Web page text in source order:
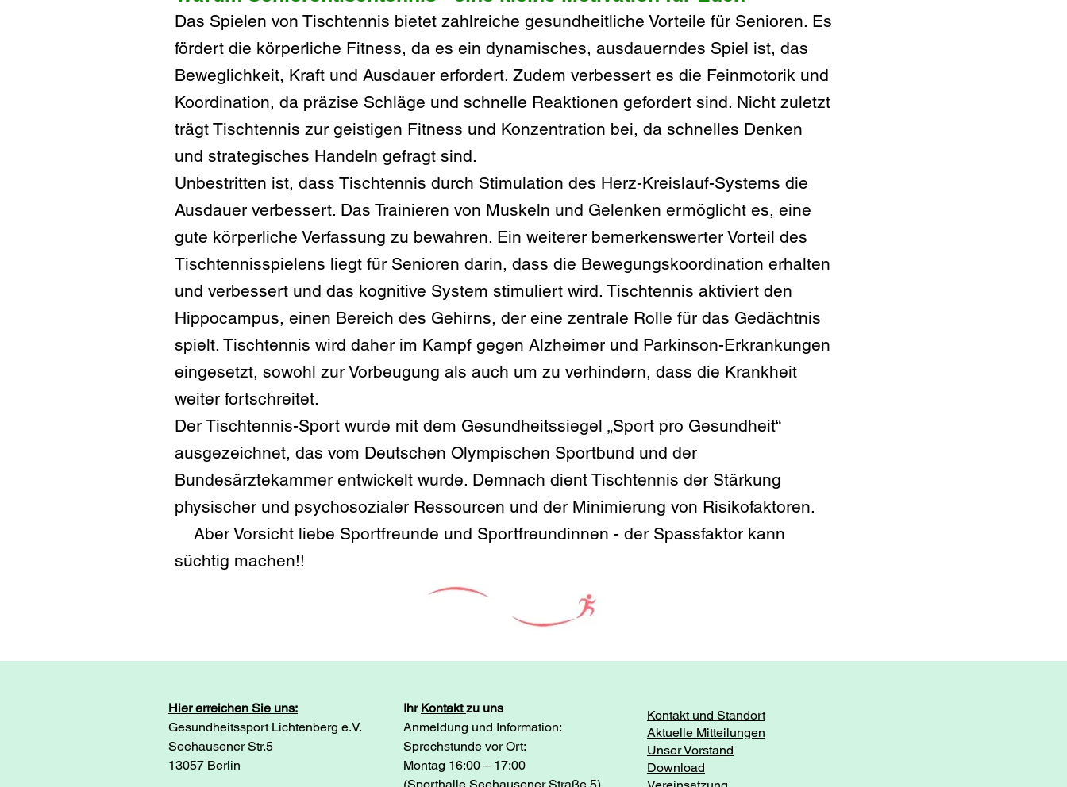
Das Spielen von Tischtennis bietet zahlreiche gesundheitliche Vorteile für Senioren. Es
fördert die körperliche Fitness, da es ein dynamisches, ausdauerndes Spiel ist, das
Beweglichkeit, Kraft und Ausdauer erfordert. Zudem verbessert es die Feinmotorik und
Koordination, da präzise Schläge und schnelle Reaktionen gefordert sind. Nicht zuletzt
trägt Tischtennis zur geistigen Fitness und Konzentration bei, da schnelles Denken
und strategisches Handeln gefragt sind.
Unbestritten ist, dass Tischtennis durch Stimulation des Herz-Kreislauf-Systems die
Ausdauer verbessert. Das Trainieren von Muskeln und Gelenken ermöglicht es, eine
gute körperliche Verfassung zu bewahren. Ein weiterer bemerkenswerter Vorteil des
Tischtennisspielens liegt für Senioren darin, dass die Bewegungskoordination erhalten
und verbessert und das kognitive System stimuliert wird. Tischtennis aktiviert den
Hippocampus, einen Bereich des Gehirns, der eine zentrale Rolle für das Gedächtnis
spielt. Tischtennis wird daher im Kampf gegen Alzheimer und Parkinson-Erkrankungen
eingesetzt, sowohl zur Vorbeugung als auch um zu verhindern, dass die Krankheit
weiter fortschreitet.
Der Tischtennis-Sport wurde mit dem Gesundheitssiegel „Sport pro Gesundheit“
ausgezeichnet, das vom Deutschen Olympischen Sportbund und der
Bundesärztekammer entwickelt wurde. Demnach dient Tischtennis der Stärkung
physischer und psychosozialer Ressourcen und der Minimierung von Risikofaktoren.
Aber Vorsicht liebe Sportfreunde und Sportfreundinnen - der Spassfaktor kann
süchtig machen!!
Hier erreichen Sie uns:
Gesundheitssport Lichtenberg e.V.
Seehausener Str.5
13057 Berlin
Ihr Kontakt zu uns
Anmeldung und Information:
Sprechstunde vor Ort:
Montag 16:00 – 17:00
Kontakt und Standort
Aktuelle Mitteilungen
Unser Vorstand
Download